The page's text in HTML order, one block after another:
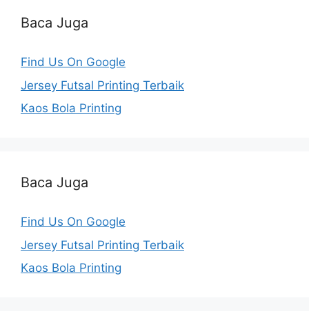
Baca Juga
Find Us On Google
Jersey Futsal Printing Terbaik
Kaos Bola Printing
Baca Juga
Find Us On Google
Jersey Futsal Printing Terbaik
Kaos Bola Printing